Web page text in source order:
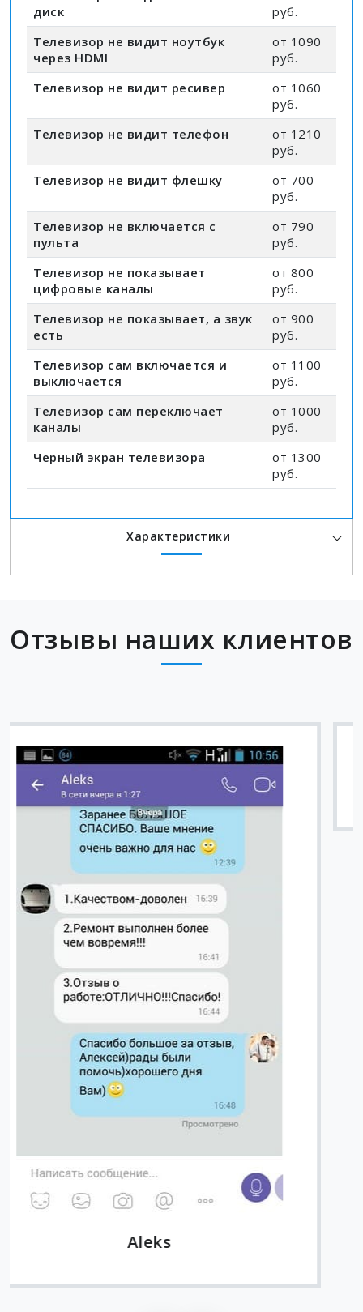
диск
руб.
Телевизор не видит ноутбук
через HDMI
от 1090
руб.
Телевизор не видит ресивер
от 1060
руб.
Телевизор не видит телефон
от 1210
руб.
Телевизор не видит флешку
от 700
руб.
Телевизор не включается с
пульта
от 790
руб.
Телевизор не показывает
цифровые каналы
от 800
руб.
Телевизор не показывает, а звук
есть
от 900
руб.
Телевизор сам включается и
выключается
от 1100
руб.
Телевизор сам переключает
каналы
от 1000
руб.
Черный экран телевизора
от 1300
руб.
Характеристики
Отзывы наших клиентов
Вячеслав